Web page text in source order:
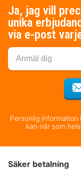
Ja, jag vill
unika
via e-post
Personlig
kan när som
Säker betalning